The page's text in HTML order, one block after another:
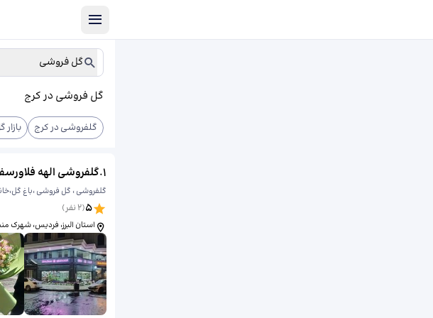
گل فروشی
گل فروشی در کرج
گلفروشی در کرج
1
.گلفروشی الهه
گلفروشی ، گل فروشی ،باغ
5
(
2 نفر)
استان البرز، فردیس، شهرک